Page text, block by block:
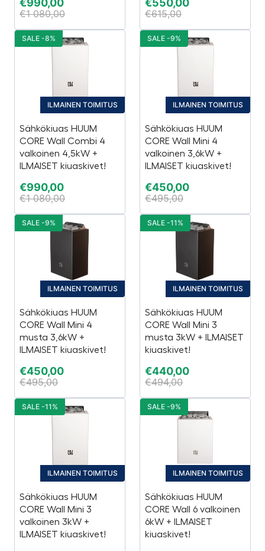
€990,00
€1 080,00
€550,00
€615,00
ILMAINEN TOIMITUS
Sähkökiuas HUUM
CORE Wall Combi 4
valkoinen 4,5kW +
ILMAISET kiuaskivet!
€990,00
€1 080,00
SALE -8%
ILMAINEN TOIMITUS
Sähkökiuas HUUM
CORE Wall Mini 4
valkoinen 3,6kW +
ILMAISET kiuaskivet!
€450,00
€495,00
SALE -9%
ILMAINEN TOIMITUS
Sähkökiuas HUUM
CORE Wall Mini 4
musta 3,6kW +
ILMAISET kiuaskivet!
€450,00
€495,00
SALE -9%
ILMAINEN TOIMITUS
Sähkökiuas HUUM
CORE Wall Mini 3
musta 3kW + ILMAISET
kiuaskivet!
€440,00
€494,00
SALE -11%
ILMAINEN TOIMITUS
Sähkökiuas HUUM
CORE Wall Mini 3
valkoinen 3kW +
ILMAISET kiuaskivet!
SALE -11%
ILMAINEN TOIMITUS
Sähkökiuas HUUM
CORE Wall 6 valkoinen
6kW + ILMAISET
kiuaskivet!
SALE -9%